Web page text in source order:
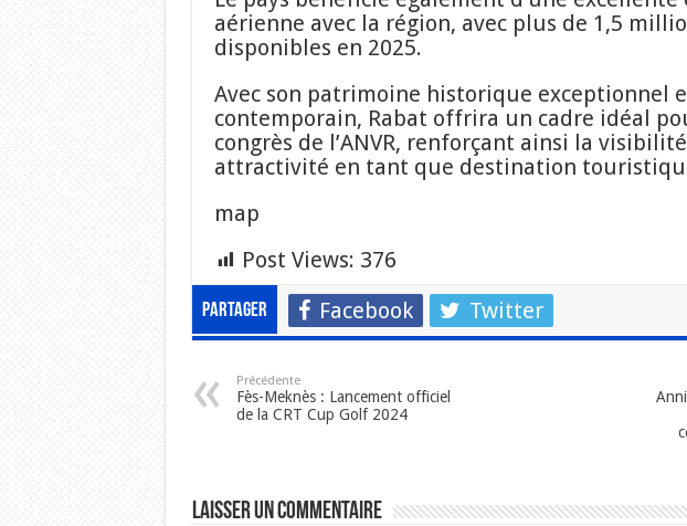
aérienne avec la région, avec plus de 1,5
disponibles en 2025.
Avec son patrimoine historique exceptionnel
contemporain, Rabat offrira un cadre idéal
congrès de l’ANVR, renforçant ainsi la
attractivité en tant que destination
map
Post Views: 376
Partager Facebook Twitter
Précédente
Fès-Meknès : Lancement officiel
de la CRT Cup Golf 2024
Laisser un commentaire